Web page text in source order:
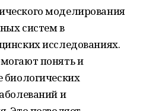
моделирования
систем в
исследованиях.
понять и
биологических
и